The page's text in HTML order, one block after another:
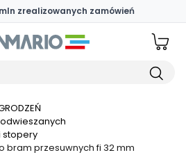
strony
zrealizowanych zamówień
stopery
bram przesuwnych fi 32 mm